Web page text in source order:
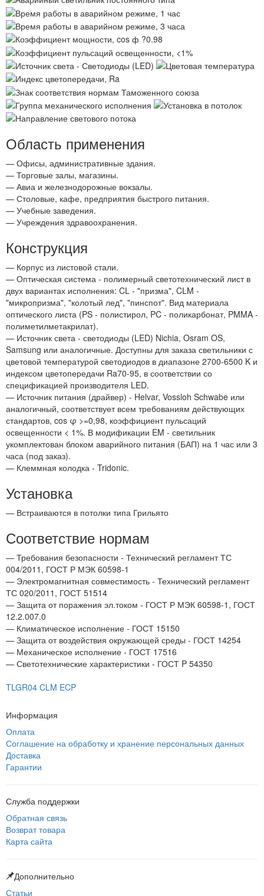
Область применения
— Офисы, административные здания.
— Торговые залы, магазины.
— Авиа и железнодорожные вокзалы.
— Столовые, кафе, предприятия быстрого питания.
— Учебные заведения.
— Учреждения здравоохранения.
Конструкция
— Корпус из листовой стали.
— Оптическая система - полимерный светотехнический лист в
двух вариантах исполнения: CL - "призма", CLM -
"микропризма", "колотый лед", "пинспот". Вид материала
оптического листа (PS - полистирол, PC - поликарбонат, PMMA -
полиметилметакрилат).
— Источник света - светодиоды (LED) Nichia, Osram OS,
Samsung или аналогичные. Доступны для заказа светильники с
цветовой температурой светодиодов в диапазоне 2700-6500 K и
индексом цветопередачи Ra70-95, в соответствии со
спецификацией производителя LED.
— Источник питания (драйвер) - Helvar, Vossloh Schwabe или
аналогичный, соответствует всем требованиям действующих
стандартов, cos φ >=0,98, коэффициент пульсаций
освещенности < 1%. В модификации EM - светильник
укомплектован блоком аварийного питания (БАП) на 1 час или 3
часа (под заказ).
— Клеммная колодка - Tridonic.
Установка
— Встраиваются в потолки типа Грильято
Соответствие нормам
— Требования безопасности - Технический регламент ТС
004/2011, ГОСТ Р МЭК 60598-1
— Электромагнитная совместимость - Технический регламент
ТС 020/2011, ГОСТ 51514
— Защита от поражения эл.током - ГОСТ Р МЭК 60598-1, ГОСТ
12.2.007.0
— Климатическое исполнение - ГОСТ 15150
— Защита от воздействия окружающей среды - ГОСТ 14254
— Механическое исполнение - ГОСТ 17516
— Светотехнические характеристики - ГОСТ P 54350
TLGR04 CLM ECP
Информация
Оплата
Соглашение на обработку и хранение персональных данных
Доставка
Гарантии
Служба поддержки
Обратная связь
Возврат товара
Карта сайта
Дополнительно
Статьи